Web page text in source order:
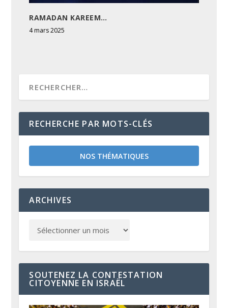
RAMADAN KAREEM…
4 mars 2025
RECHERCHE PAR MOTS-CLÉS
NOS THÉMATIQUES
ARCHIVES
SOUTENEZ LA CONTESTATION
CITOYENNE EN ISRAËL